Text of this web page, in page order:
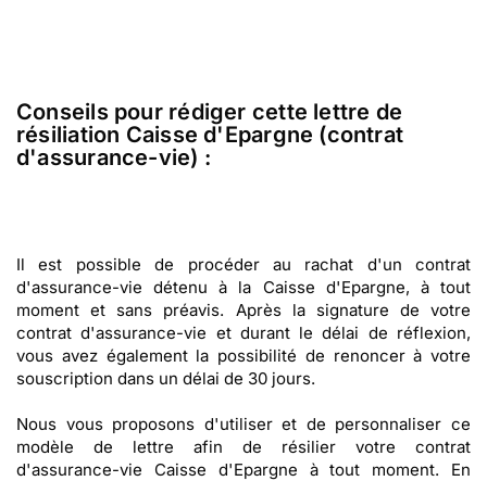
Conseils pour rédiger cette lettre de
résiliation Caisse d'Epargne (contrat
d'assurance-vie) :
Il est possible de procéder au rachat d'un contrat
d'assurance-vie détenu à la Caisse d'Epargne, à tout
moment et sans préavis. Après la signature de votre
contrat d'assurance-vie et durant le délai de réflexion,
vous avez également la possibilité de renoncer à votre
souscription dans un délai de 30 jours.
Nous vous proposons d'utiliser et de personnaliser ce
modèle de lettre afin de résilier votre contrat
d'assurance-vie Caisse d'Epargne à tout moment. En